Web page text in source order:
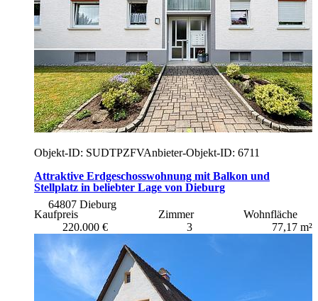
Objekt-ID: SUDTPZFVAnbieter-Objekt-ID: 6711
Attraktive Erdgeschosswohnung mit Balkon und
Stellplatz in beliebter Lage von Dieburg
64807 Dieburg
Kaufpreis
220.000 €
Zimmer
3
Wohnfläche
77,17 m²